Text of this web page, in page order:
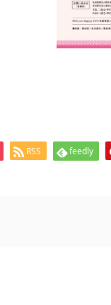
RSS feedly